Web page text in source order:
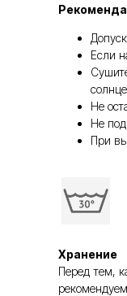
Если
солнце.
Не
Не
При
Хранение
Перед тем,